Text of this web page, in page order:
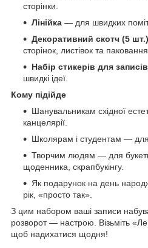
сторінки.
Лінійка — для швидких
Декоративний скотч (5 шт.)
сторінок, листівок та паковання.
Набір стикерів для записів
швидкі ідеї.
Кому підійде
Шанувальникам східної
канцелярії.
Школярам і студентам — для
Творчим людям — для
щоденника, скрапбукінгу.
Як подарунок на день
рік, «просто так».
З цим набором ваші записи
розворот — настрою. Візьміть
щоб надихатися щодня!